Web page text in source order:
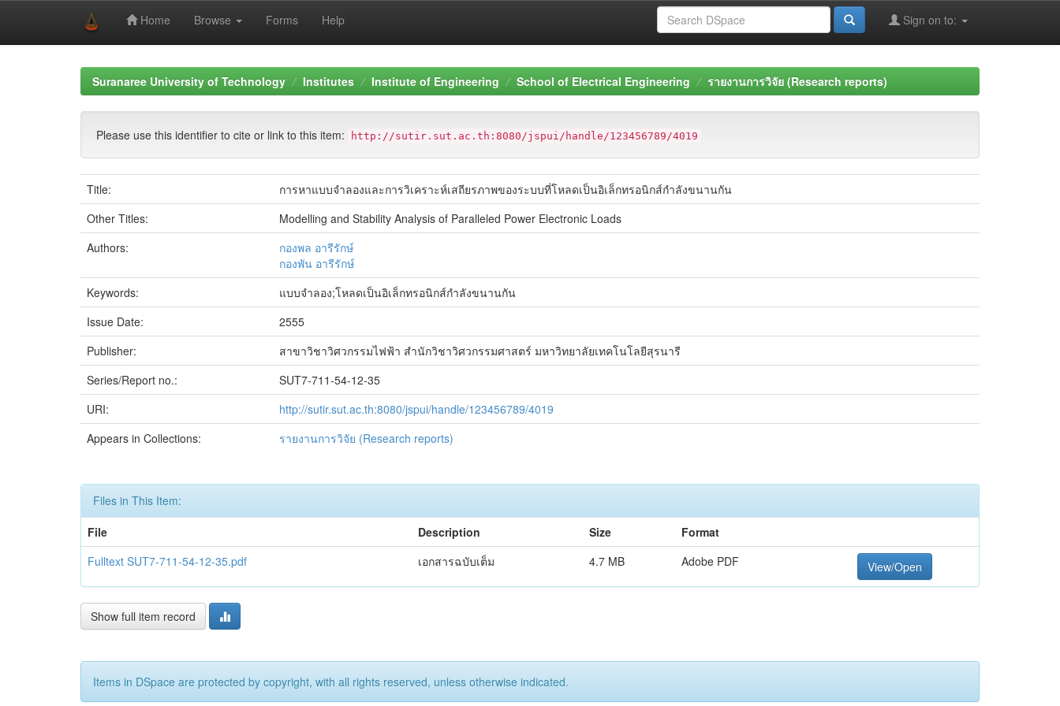
Home Browse Forms Help Sign on to:
Suranaree University of Technology Institutes Institute of Engineering School of Electrical Engineering รายงานการวิจัย (Research reports)
Please use this identifier to cite or link to this item: http://sutir.sut.ac.th:8080/jspui/handle/123456789/4019
Title:
การหาแบบจำลองและการวิเคราะห์เสถียรภาพของระบบที่โหลดเป็นอิเล็กทรอนิกส์กำลังขนานกัน
Other Titles:
Modelling and Stability Analysis of Paralleled Power Electronic Loads
Authors:
กองพล อารีรักษ์
กองพัน อารีรักษ์
Keywords:
แบบจำลอง;โหลดเป็นอิเล็กทรอนิกส์กำลังขนานกัน
Issue Date:
2555
Publisher:
สาขาวิชาวิศวกรรมไฟฟ้า สำนักวิชาวิศวกรรมศาสตร์ มหาวิทยาลัยเทคโนโลยีสุรนารี
Series/Report no.:
SUT7-711-54-12-35
URI:
http://sutir.sut.ac.th:8080/jspui/handle/123456789/4019
Appears in Collections:
รายงานการวิจัย (Research reports)
Files in This Item:
File
Description Size
Format
Fulltext SUT7-711-54-12-35.pdf
เอกสารฉบับเต็ม 4.7 MB Adobe PDF View/Open
Show full item record
Items in DSpace are protected by copyright, with all rights reserved, unless otherwise indicated.